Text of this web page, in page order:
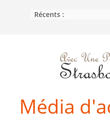
Récents :
Média